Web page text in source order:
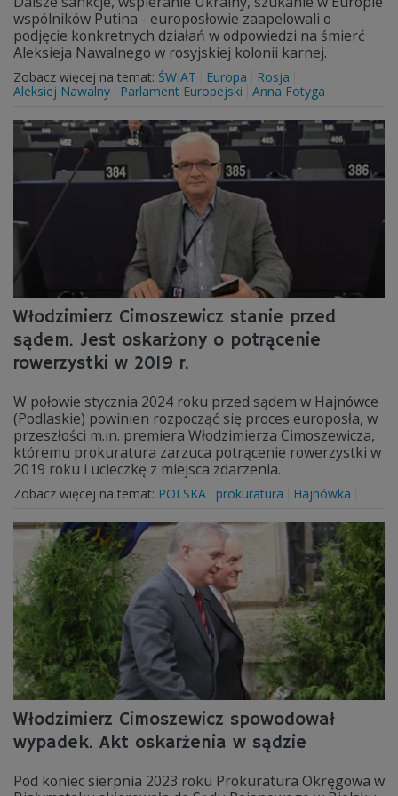
wspólników Putina - europosłowie zaapelowali o
podjęcie konkretnych działań w odpowiedzi na śmierć
Aleksieja Nawalnego w rosyjskiej kolonii karnej.
Zobacz więcej na temat: ŚWIAT Europa
Rosja
Aleksiej Nawalny
Parlament Europejski Anna Fotyga
Włodzimierz Cimoszewicz stanie przed
sądem. Jest oskarżony o potrącenie
rowerzystki w 2019 r.
W połowie stycznia 2024 roku przed sądem w Hajnówce
(Podlaskie) powinien rozpocząć się proces europosła, w
przeszłości m.in. premiera Włodzimierza Cimoszewicza,
któremu prokuratura zarzuca potrącenie rowerzystki w
2019 roku i ucieczkę z miejsca zdarzenia.
Zobacz więcej na temat: POLSKA prokuratura Hajnówka
Włodzimierz Cimoszewicz spowodował
wypadek. Akt oskarżenia w sądzie
Pod koniec sierpnia 2023 roku Prokuratura Okręgowa w